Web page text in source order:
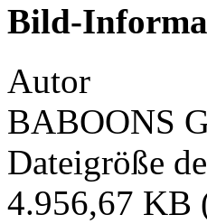
Bild-
Autor
BABOONS
Dateigröße
4.956,67 KB